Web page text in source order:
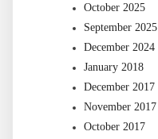
October 2025
September 2025
December 2024
January 2018
December 2017
November 2017
October 2017